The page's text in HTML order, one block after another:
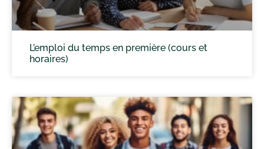
L’emploi du temps en première (cours et
horaires)